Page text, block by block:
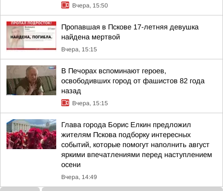
Вчера, 15:50
Пропавшая в Пскове 17-летняя девушка
найдена мертвой
Вчера, 15:15
В Печорах вспоминают героев,
освободивших город от фашистов 82 года
назад
Вчера, 15:15
Глава города Борис Елкин предложил
жителям Пскова подборку интересных
событий, которые помогут наполнить август
яркими впечатлениями перед наступлением
осени
Вчера, 14:49